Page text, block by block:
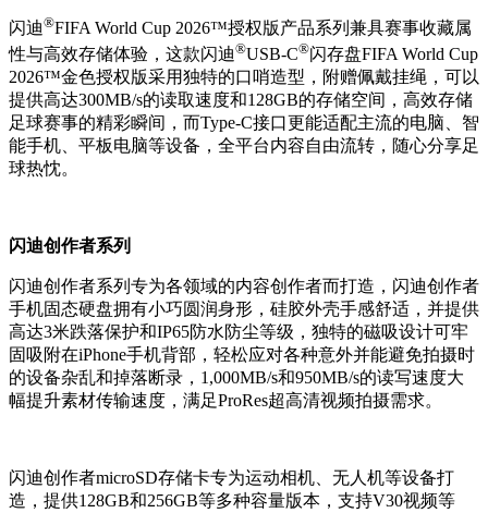
闪迪®FIFA World Cup 2026™授权版产品系列兼具赛事收藏属
性与高效存储体验，这款闪迪®USB-C®闪存盘FIFA World Cup
2026™金色授权版采用独特的口哨造型，附赠佩戴挂绳，可以
提供高达300MB/s的读取速度和128GB的存储空间，高效存储
足球赛事的精彩瞬间，而Type-C接口更能适配主流的电脑、智
能手机、平板电脑等设备，全平台内容自由流转，随心分享足
球热忱。
闪迪创作者系列
闪迪创作者系列专为各领域的内容创作者而打造，闪迪创作者
手机固态硬盘拥有小巧圆润身形，硅胶外壳手感舒适，并提供
高达3米跌落保护和IP65防水防尘等级，独特的磁吸设计可牢
固吸附在iPhone手机背部，轻松应对各种意外并能避免拍摄时
的设备杂乱和掉落断录， 1,000MB/s和950MB/s的读写速度大
幅提升素材传输速度，满足ProRes超高清视频拍摄需求。
闪迪创作者microSD存储卡专为运动相机、无人机等设备打
造，提供128GB和256GB等多种容量版本，支持V30视频等